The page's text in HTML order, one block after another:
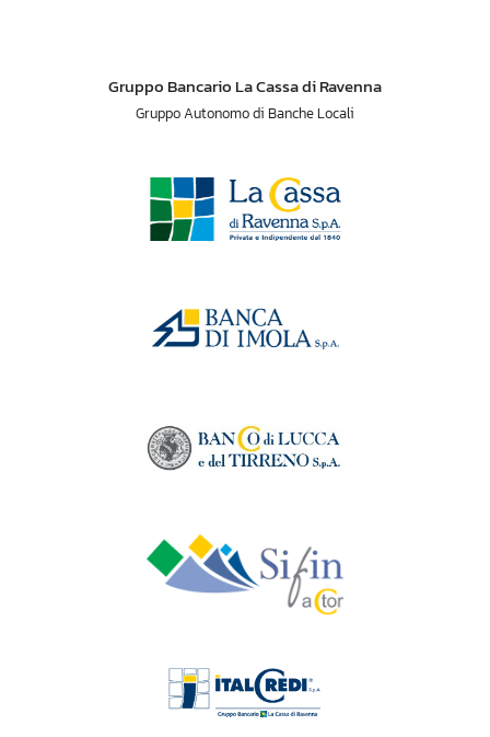
Gruppo Bancario La Cassa di Ravenna
Gruppo Autonomo di Banche Locali